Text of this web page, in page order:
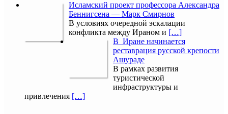
Исламский проект профессора Александра
Беннигсена — Марк Смирнов
В условиях очередной эскалации
конфликта между Ираном и […]
В Иране начинается
реставрация русской крепости
Ашураде
В рамках развития
туристической
инфраструктуры и
привлечения […]